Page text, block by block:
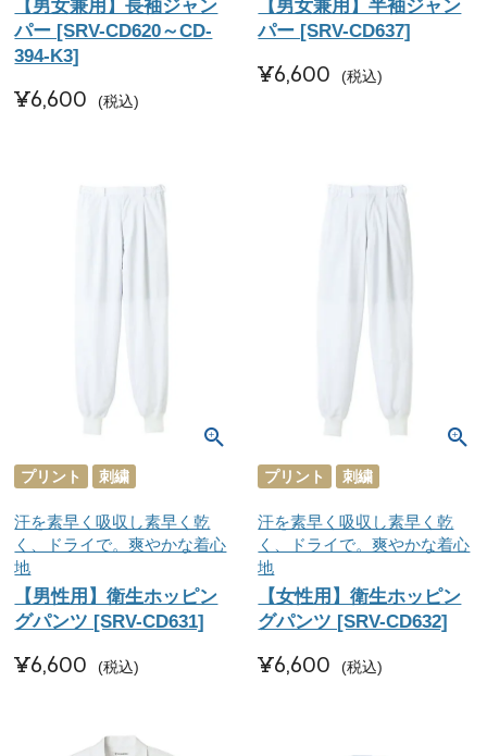
【男女兼用】長袖ジャン
パー [SRV-CD620～CD-
394-K3]
¥6,600 税込
【男女兼用】半袖ジャン
パー [SRV-CD637]
¥6,600 税込
プリント 刺繍
汗を素早く吸収し素早く乾
く、ドライで。爽やかな着心
地
【男性用】衛生ホッピン
グパンツ [SRV-CD631]
¥6,600 税込
プリント 刺繍
汗を素早く吸収し素早く乾
く、ドライで。爽やかな着心
地
【女性用】衛生ホッピン
グパンツ [SRV-CD632]
¥6,600 税込